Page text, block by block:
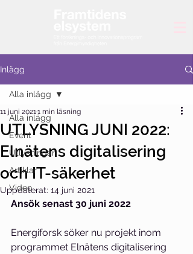
Inlägg
Alla inlägg
Event
Utlysningar
Artiklar
Video
Alla inlägg
UTLYSNING JUNI 2022:
Elnätens digitalisering
och IT-säkerhet
11 juni 20211 min läsning
Uppdaterat: 14 juni 2021
Ansök senast 30 juni 2022
Energiforsk söker nu projekt inom
programmet Elnätens digitalisering